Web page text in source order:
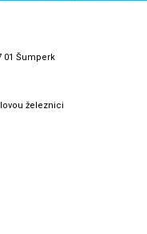
01 Šumperk
železnici